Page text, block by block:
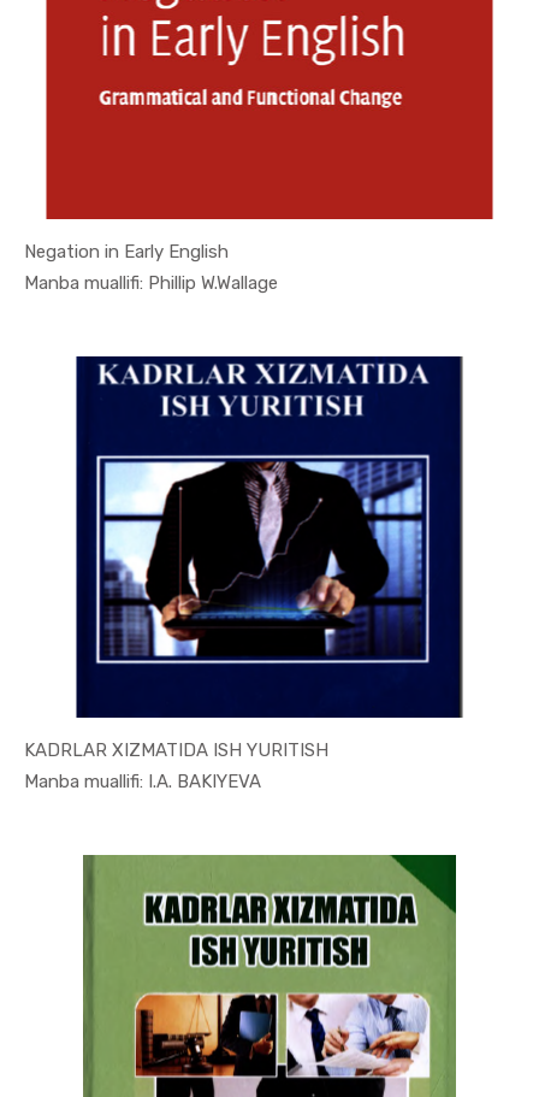
Negation in Early English
Manba muallifi: Phillip W.Wallage
In Xizmat ...
KADRLAR XIZMATIDA ISH YURITISH
Manba muallifi: I.A. BAKIYEVA
In Xizmat ...